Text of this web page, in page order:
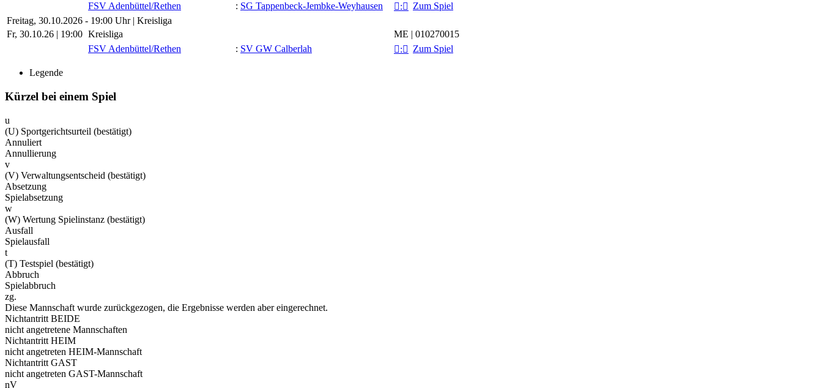
FSV Adenbüttel/​Rethen
: SG Tappenbeck-Jembke-Weyhausen : Zum Spiel
Freitag, 30.10.2026 - 19:00 Uhr | Kreisliga
Fr, 30.10.26 | 19:00 Kreisliga
ME | 010270015
FSV Adenbüttel/​Rethen
: SV GW Calberlah : Zum Spiel
Legende
Kürzel bei einem Spiel
u
(U) Sportgerichtsurteil (bestätigt)
Annuliert
Annullierung
v
(V) Verwaltungsentscheid (bestätigt)
Absetzung
Spielabsetzung
w
(W) Wertung Spielinstanz (bestätigt)
Ausfall
Spielausfall
t
(T) Testspiel (bestätigt)
Abbruch
Spielabbruch
zg.
Diese Mannschaft wurde zurückgezogen, die Ergebnisse werden aber eingerechnet.
Nichtantritt BEIDE
nicht angetretene Mannschaften
Nichtantritt HEIM
nicht angetreten HEIM-Mannschaft
Nichtantritt GAST
nicht angetreten GAST-Mannschaft
nV